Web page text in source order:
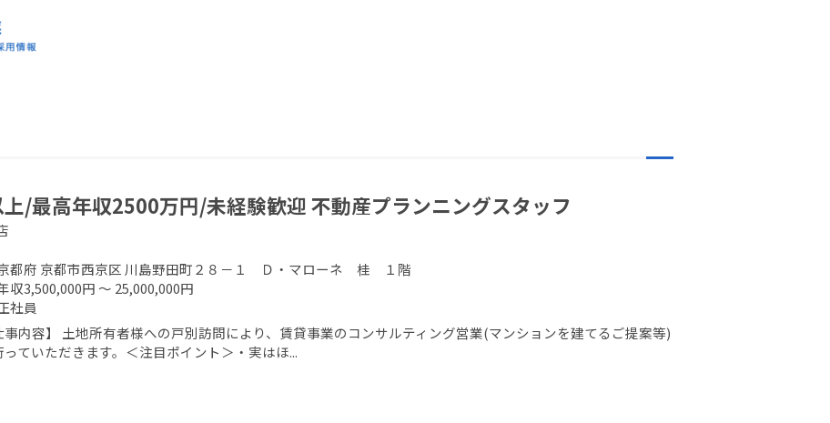
/最高年収2500万円/未経験歓迎 不動産プランニングスタッフ
都府 京都市西京区 川島野田町２８－１ Ｄ・マローネ 桂 １階
収3,500,000円 ～ 25,000,000円
社員
事内容】 土地所有者様への戸別訪問により、賃貸事業のコンサルティング営業(マンションを建てるご提案等)
っていただきます。＜注目ポイント＞・実はほ...